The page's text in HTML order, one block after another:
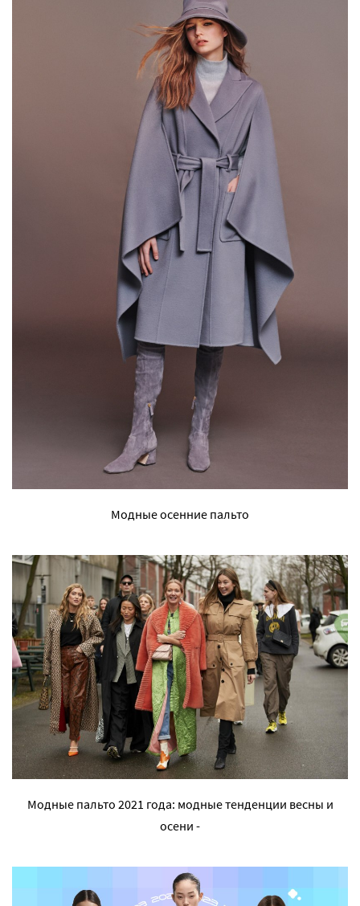
Модные осенние пальто
Модные пальто 2021 года: модные тенденции весны и
осени -